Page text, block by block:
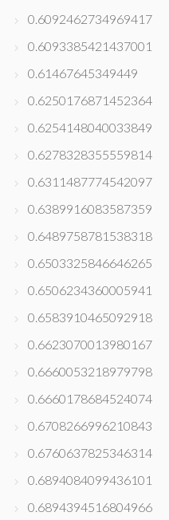
0.6092462734969417
0.6093385421437001
0.61467645349449
0.6250176871452364
0.6254148040033849
0.6278328355559814
0.6311487774542097
0.6389916083587359
0.6489758781538318
0.6503325846646265
0.6506234360005941
0.6583910465092918
0.6623070013980167
0.6660053218979798
0.6660178684524074
0.6708266996210843
0.6760637825346314
0.6894084099436101
0.6894394516804966